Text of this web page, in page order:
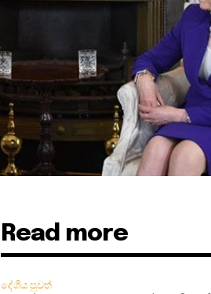
Read more
දේශීය පුවත්